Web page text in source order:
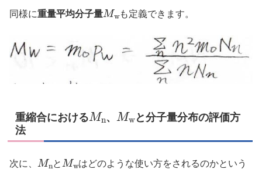
同様に重量平均分子量
Mw
も定義できます。
重縮合における Mn 、Mw と分子量分布の評価方
法
次に、
Mn
と
Mw
はどのような使い方をされるのかという